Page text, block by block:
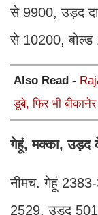
से 9900, उड़द
से 10200,
Also Read -
डूबे, फिर भी
गेहूं, मक्का, उड़द
नीमच. गेहूं
2529, उड़द